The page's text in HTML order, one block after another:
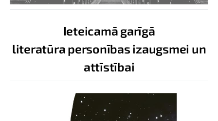
Ieteicamā garīgā
literatūra personības izaugsmei un
attīstībai